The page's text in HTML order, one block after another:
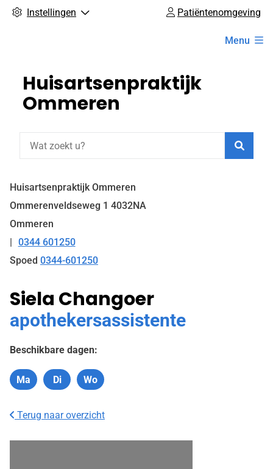
Instellingen Patiëntenomgeving
Menu
Huisartsenpraktijk
Ommeren
Huisartsenpraktijk Ommeren
Ommerenveldseweg 1 4032NA
Ommeren
Tel:
0344 601250
Spoed 0344-601250
Siela Changoer
apothekersassistente
Beschikbare dagen:
Maandag
Ma Dinsdag
Di Woensdag
Wo
Terug naar overzicht